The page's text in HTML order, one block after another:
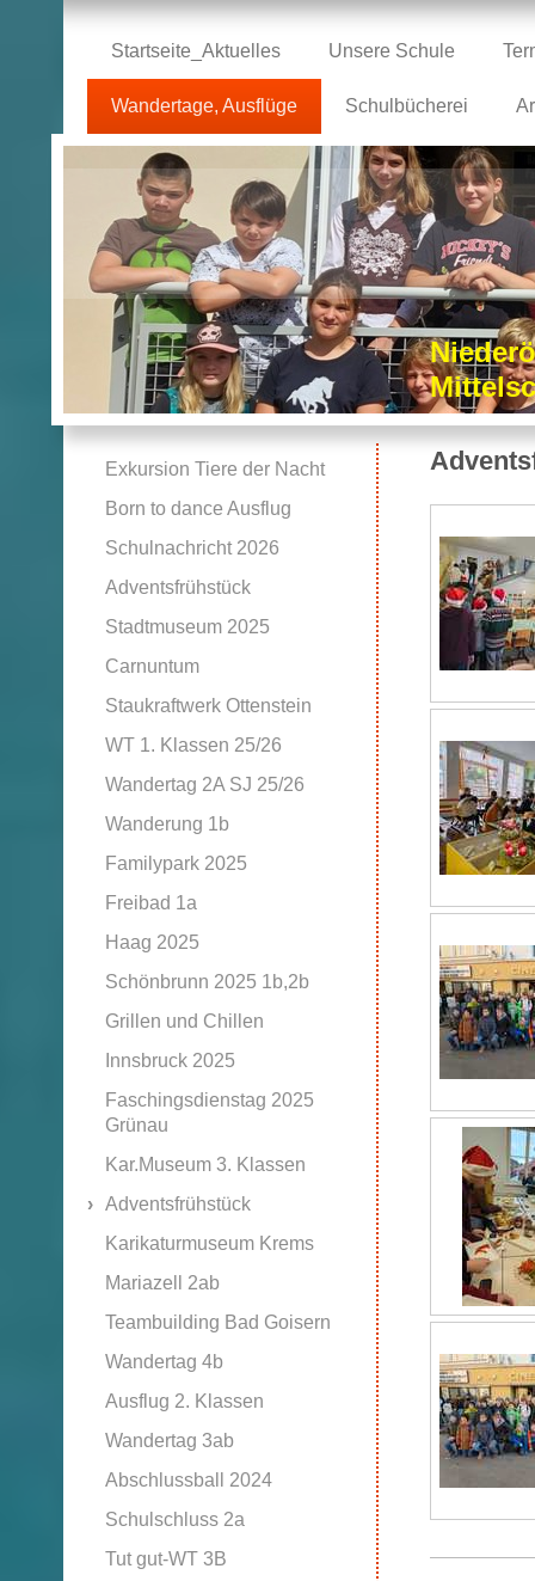
Startseite_Aktuelles Unsere Schule
Wandertage, Ausflüge Schulbücherei
Exkursion Tiere der Nacht
Born to dance Ausflug
Schulnachricht 2026
Adventsfrühstück
Stadtmuseum 2025
Carnuntum
Staukraftwerk Ottenstein
WT 1. Klassen 25/26
Wandertag 2A SJ 25/26
Wanderung 1b
Familypark 2025
Freibad 1a
Haag 2025
Schönbrunn 2025 1b,2b
Grillen und Chillen
Innsbruck 2025
Faschingsdienstag 2025
Grünau
Kar.Museum 3. Klassen
Adventsfrühstück
Karikaturmuseum Krems
Mariazell 2ab
Teambuilding Bad Goisern
Wandertag 4b
Ausflug 2. Klassen
Wandertag 3ab
Abschlussball 2024
Schulschluss 2a
Tut gut-WT 3B